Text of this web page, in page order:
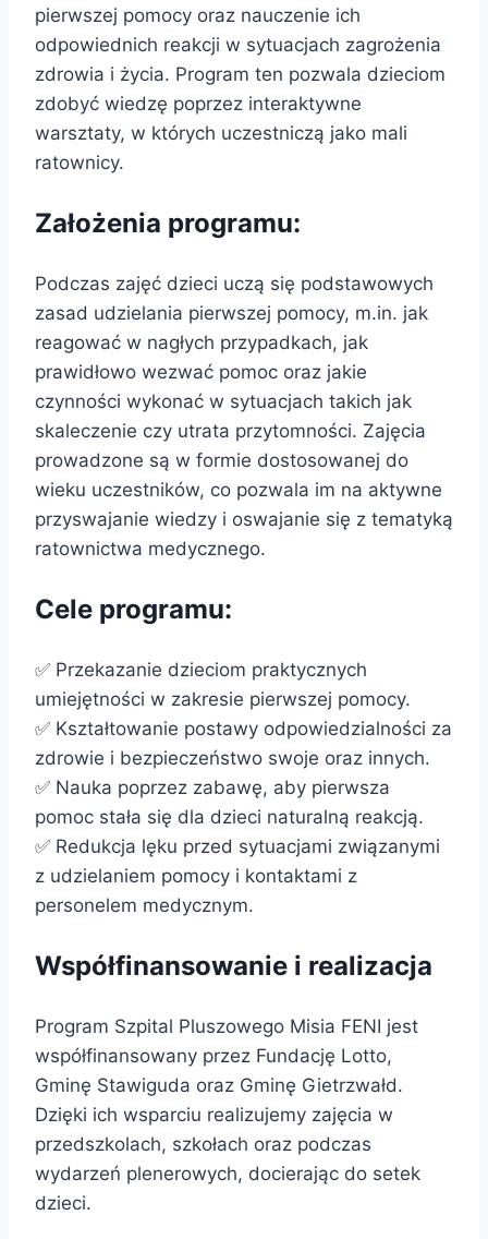
pierwszej pomocy oraz nauczenie ich
odpowiednich reakcji w sytuacjach zagrożenia
zdrowia i życia. Program ten pozwala dzieciom
zdobyć wiedzę poprzez interaktywne
warsztaty, w których uczestniczą jako mali
ratownicy.
Założenia programu:
Podczas zajęć dzieci uczą się podstawowych
zasad udzielania pierwszej pomocy, m.in. jak
reagować w nagłych przypadkach, jak
prawidłowo wezwać pomoc oraz jakie
czynności wykonać w sytuacjach takich jak
skaleczenie czy utrata przytomności. Zajęcia
prowadzone są w formie dostosowanej do
wieku uczestników, co pozwala im na aktywne
przyswajanie wiedzy i oswajanie się z tematyką
ratownictwa medycznego.
Cele programu:
✅ Przekazanie dzieciom praktycznych
umiejętności w zakresie pierwszej pomocy.
✅ Kształtowanie postawy odpowiedzialności za
zdrowie i bezpieczeństwo swoje oraz innych.
✅ Nauka poprzez zabawę, aby pierwsza
pomoc stała się dla dzieci naturalną reakcją.
✅ Redukcja lęku przed sytuacjami związanymi
z udzielaniem pomocy i kontaktami z
personelem medycznym.
Współfinansowanie i realizacja
Program Szpital Pluszowego Misia FENI jest
współfinansowany przez Fundację Lotto,
Gminę Stawiguda oraz Gminę Gietrzwałd.
Dzięki ich wsparciu realizujemy zajęcia w
przedszkolach, szkołach oraz podczas
wydarzeń plenerowych, docierając do setek
dzieci.